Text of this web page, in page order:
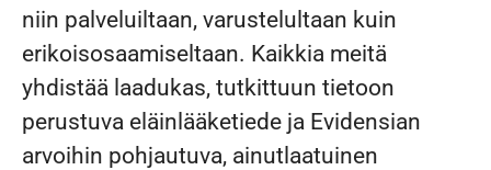
niin palveluiltaan, varustelultaan kuin
erikoisosaamiseltaan. Kaikkia meitä
yhdistää laadukas, tutkittuun tietoon
perustuva eläinlääketiede ja Evidensian
arvoihin pohjautuva, ainutlaatuinen